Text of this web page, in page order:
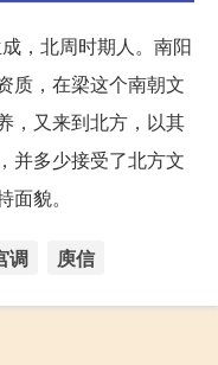
，北周时期人。南阳
质，在梁这个南朝文
，又来到北方，以其
并多少接受了北方文
貌。
调 庾信